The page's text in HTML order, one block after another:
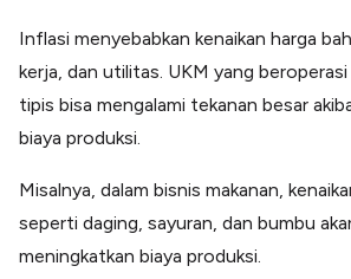
Inflasi menyebabkan kenaikan harga
kerja, dan utilitas. UKM yang
tipis bisa mengalami tekanan besar
biaya produksi.
Misalnya, dalam bisnis makanan,
seperti daging, sayuran, dan bumbu
meningkatkan biaya produksi.